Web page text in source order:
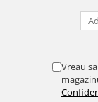
Vreau